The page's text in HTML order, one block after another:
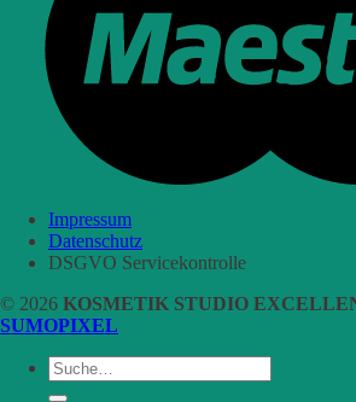
Impressum
Datenschutz
DSGVO Servicekontrolle
© 2026 KOSMETIK STUDIO
SUMOPIXEL
Suche
nach: